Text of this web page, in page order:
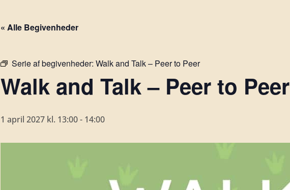
« Alle Begivenheder
Serie af begivenheder: Walk and Talk – Peer to Peer
Walk and Talk – Peer to Peer
1 april 2027 kl. 13:00- 14:00